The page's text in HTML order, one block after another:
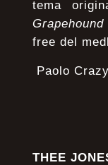
tema
Grapehound
free del
Paolo
THEE